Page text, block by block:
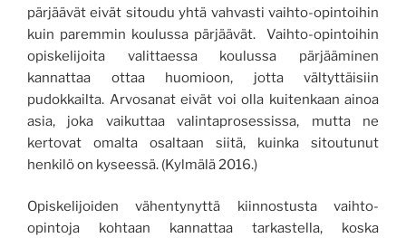
pärjäävät eivät sitoudu yhtä vahvasti vaihto-opintoihin
kuin paremmin koulussa pärjäävät. Vaihto-opintoihin
opiskelijoita valittaessa koulussa pärjääminen
kannattaa ottaa huomioon, jotta vältyttäisiin
pudokkailta. Arvosanat eivät voi olla kuitenkaan ainoa
asia, joka vaikuttaa valintaprosessissa, mutta ne
kertovat omalta osaltaan siitä, kuinka sitoutunut
henkilö on kyseessä. (Kylmälä 2016.)
Opiskelijoiden vähentynyttä kiinnostusta vaihto-
opintoja kohtaan kannattaa tarkastella, koska